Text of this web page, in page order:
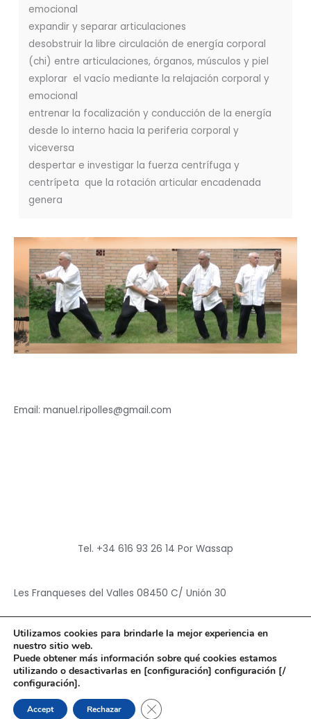
emocional
expandir y separar articulaciones
desobstruir la libre circulación de energía corporal
(chi) entre articulaciones, órganos, músculos y piel
explorar el vacío mediante la relajación corporal y
emocional
entrenar la focalización y conducción de la energía
desde lo interno hacia la periferia corporal y
viceversa
despertar e investigar la fuerza centrífuga y
centrípeta que la rotación articular encadenada
genera
Email: manuel.ripolles@gmail.com
Tel. +34 616 93 26 14 Por Wassap
Les Franqueses del Valles 08450 C/ Unión 30
Copyright © 2026Hun Yuan Chen
Powered byHun Yuan Chen
Utilizamos cookies para brindarle la mejor experiencia en
nuestro sitio web.
Puede obtener más información sobre qué cookies estamos
utilizando o desactivarlas en [configuración] configuración [/
configuración].
Accept Rechazar CERRAR EL BANNER DE